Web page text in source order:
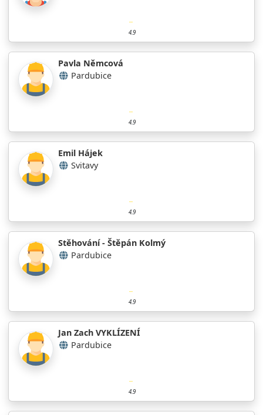
4.9
Pavla Němcová
Pardubice
4.9
Emil Hájek
Svitavy
4.9
Stěhování - Štěpán Kolmý
Pardubice
4.9
Jan Zach VYKLÍZENÍ
Pardubice
4.9